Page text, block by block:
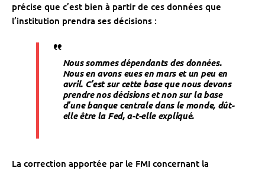
précise que c’est bien à partir de ces données que
l’institution prendra ses décisions :
Nous sommes dépendants des données.
Nous en avons eues en mars et un peu en
avril. C’est sur cette base que nous devons
prendre nos décisions et non sur la base
d’une banque centrale dans le monde, dût-
elle être la Fed, a-t-elle expliqué.
La correction apportée par le FMI concernant la